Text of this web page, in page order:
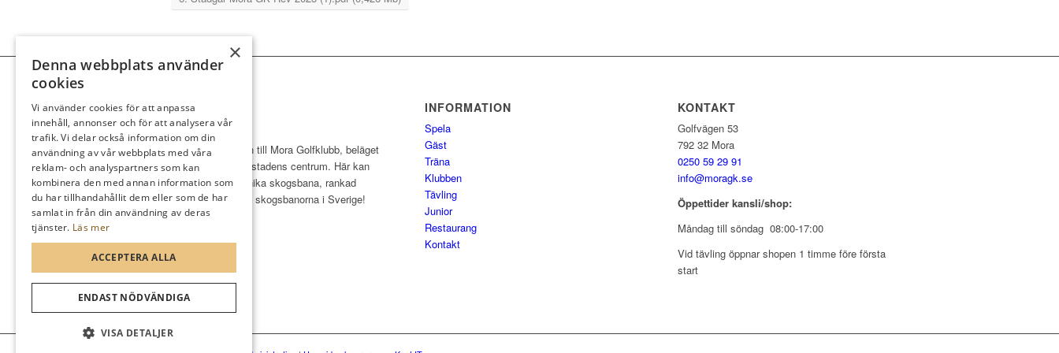
Varmt välkommen till Mora Golfklubb, beläget
en kort drive från stadens centrum. Här kan
du njuta av vår unika skogsbana, rankad
bland de tio bästa skogsbanorna i Sverige!
INFORMATION
Spela
Gäst
Träna
Klubben
Tävling
Junior
Restaurang
Kontakt
KONTAKT
Golfvägen 53
792 32 Mora
0250 59 29 91
info@moragk.se
Öppettider kansli/shop:
Måndag till söndag 08:00-17:00
Vid tävling öppnar shopen 1 timme före första
start
×
Denna webbplats använder
cookies
Vi använder cookies för att anpassa
innehåll, annonser och för att analysera vår
trafik. Vi delar också information om din
användning av vår webbplats med våra
reklam- och analyspartners som kan
kombinera den med annan information som
du har tillhandahållit dem eller som de har
samlat in från din användning av deras
tjänster. Läs mer
ACCEPTERA ALLA
ENDAST NÖDVÄNDIGA
VISA DETALJER